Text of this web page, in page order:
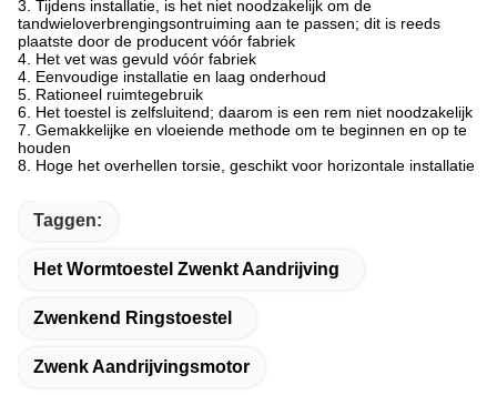
3. Tijdens installatie, is het niet noodzakelijk om de
tandwieloverbrengingsontruiming aan te passen; dit is reeds
plaatste door de producent vóór fabriek
4. Het vet was gevuld vóór fabriek
4. Eenvoudige installatie en laag onderhoud
5. Rationeel ruimtegebruik
6. Het toestel is zelfsluitend; daarom is een rem niet noodzakelijk
7. Gemakkelijke en vloeiende methode om te beginnen en op te
houden
8. Hoge het overhellen torsie, geschikt voor horizontale installatie
Taggen:
Het Wormtoestel Zwenkt Aandrijving
Zwenkend Ringstoestel
Zwenk Aandrijvingsmotor